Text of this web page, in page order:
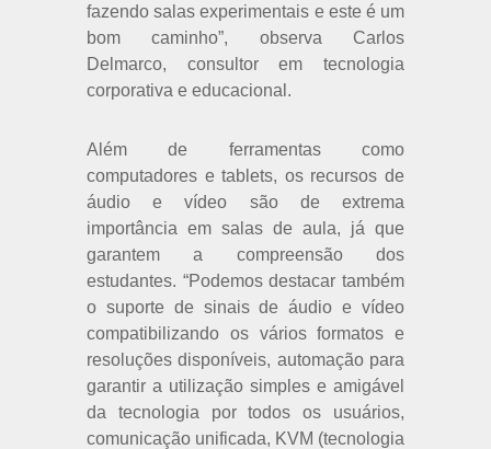
fazendo salas experimentais e este é um
bom caminho”, observa Carlos
Delmarco, consultor em tecnologia
corporativa e educacional.
Além de ferramentas como
computadores e tablets, os recursos de
áudio e vídeo são de extrema
importância em salas de aula, já que
garantem a compreensão dos
estudantes. “Podemos destacar também
o suporte de sinais de áudio e vídeo
compatibilizando os vários formatos e
resoluções disponíveis, automação para
garantir a utilização simples e amigável
da tecnologia por todos os usuários,
comunicação unificada, KVM (tecnologia